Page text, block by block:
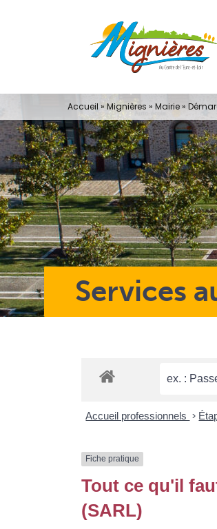
Services
Accueil » Mignières » Mairie»
Accueil professionnels >
Fiche pratique
Tout ce qu'il
(SARL)